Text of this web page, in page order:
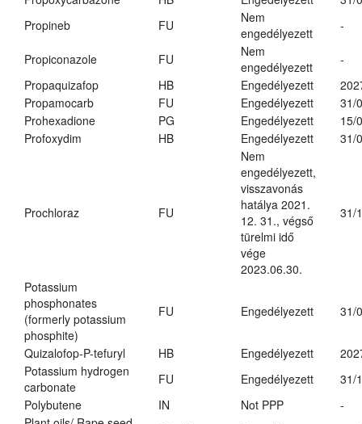
Propineb
FU
Nem
engedélyezett
-
Propiconazole FU
Nem
engedélyezett
-
Propaquizafop
HB Engedélyezett
Propamocarb
FU Engedélyezett
31/
Prohexadione
PG Engedélyezett
15/
Profoxydim
HB Engedélyezett 31/
Prochloraz FU
Nem
engedélyezett,
visszavonás
hatálya 2021.
12. 31., végső
türelmi idő
vége
2023.06.30.
31/
Potassium
phosphonates
(formerly potassium
phosphite)
FU Engedélyezett 31/
Quizalofop-P-tefuryl HB Engedélyezett
Potassium hydrogen
carbonate
FU Engedélyezett
31/
Polybutene
IN Not PPP
-